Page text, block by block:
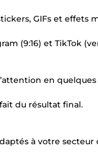
GIFs et
(9:16) et TikTok
en
du résultat final.
à votre secteur